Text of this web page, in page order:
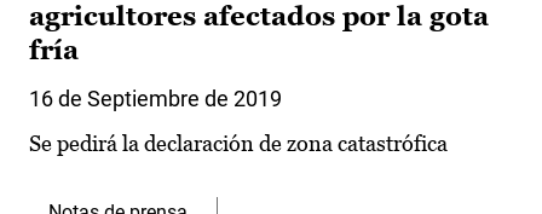
agricultores afectados por la gota
fría
16 de Septiembre de 2019
Se pedirá la declaración de zona catastrófica